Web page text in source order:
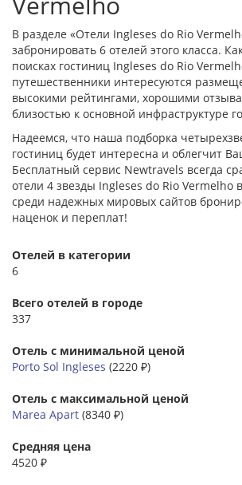
В разделе «Отели Ingleses do Rio
забронировать 6 отелей этого класса.
поисках гостиниц Ingleses do Rio
путешественники интересуются
высокими рейтингами, хорошими
близостью к основной инфраструктуре
Надеемся, что наша подборка
гостиниц будет интересна и облегчит
Бесплатный сервис Newtravels всегда
отели 4 звезды Ingleses do Rio Vermelho
среди надежных мировых сайтов
наценок и переплат!
Отелей в категории
6
Всего отелей в городе
337
Отель с минимальной ценой
Porto Sol Ingleses (2220 ₽)
Отель с максимальной ценой
Marea Apart (8340 ₽)
Средняя цена
4520 ₽